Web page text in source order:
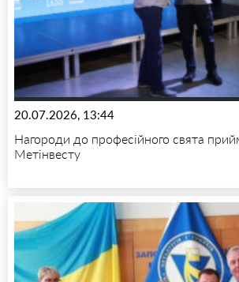
20.07.2026, 13:44
Нагороди до професійного свята
Метінвесту